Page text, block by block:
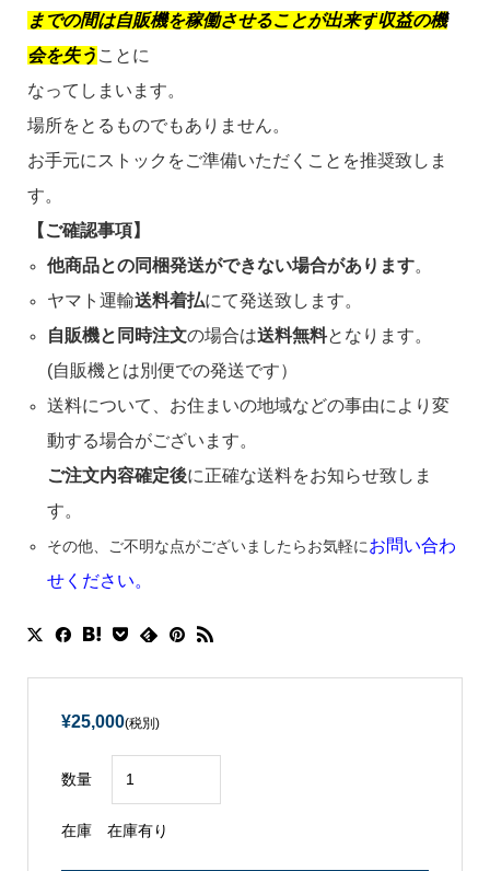
までの間は自販機を稼働させることが出来ず収益の機
会を失う ことに
なってしまいます。
場所をとるものでもありません。
お手元にストックをご準備いただくことを推奨致しま
す。
【ご確認事項】
他商品との同梱発送ができない場合があります。
ヤマト運輸送料着払にて発送致します。
自販機と同時注文の場合は送料無料となります。
(自販機とは別便での発送です）
送料について、お住まいの地域などの事由により変
動する場合がございます。
ご注文内容確定後に正確な送料をお知らせ致しま
す。
その他、ご不明な点がございましたらお気軽にお問い合わ
せください。
¥25,000(税別)
数量
在庫 在庫有り